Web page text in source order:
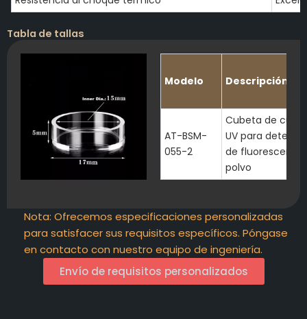
Tabla de tallas
Modelo Descripción
AT-BSM-
055-2
Cubeta de
UV para
de
polvo
Nota: Ofrecemos especificaciones personalizadas
para satisfacer sus requisitos específicos. Póngase
en contacto con nuestro equipo de ingeniería.
Envío de requisitos personalizados